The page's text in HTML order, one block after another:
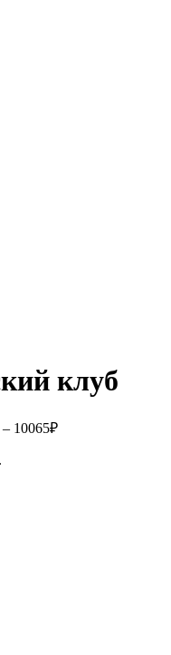
клуб
10065₽